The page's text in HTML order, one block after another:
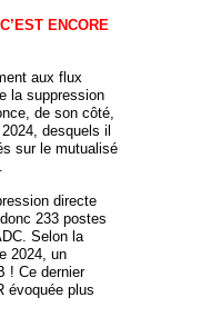
ENCORE
aux flux
la suppression
de son côté,
desquels il
sur le mutualisé
directe
233 postes
Selon la
2024, un
! Ce dernier
évoquée plus